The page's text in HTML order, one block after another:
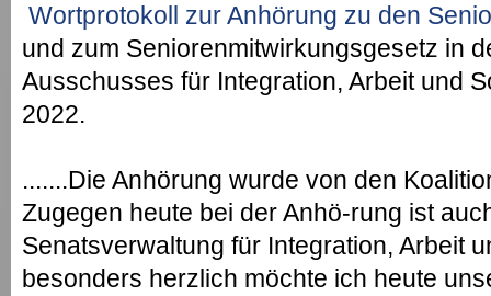
Wortprotokoll zur Anhörung zu den
und zum Seniorenmitwirkungsgesetz in
Ausschusses für Integration, Arbeit und
2022.
.......Die Anhörung wurde von den
Zugegen heute bei der Anhö-rung ist
Senatsverwaltung für Integration, Arbeit
besonders herzlich möchte ich heute